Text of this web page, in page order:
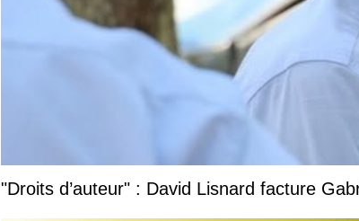
"Droits d’auteur" : David Lisnard facture